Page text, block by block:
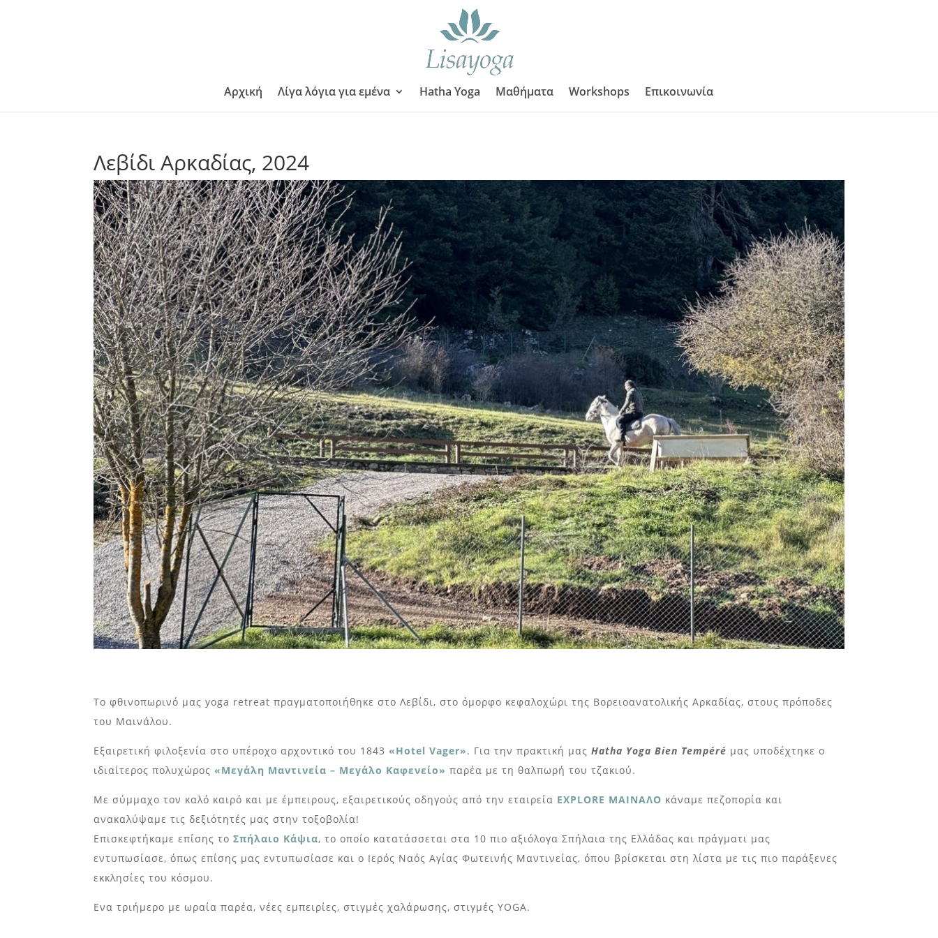
Αρχική Λίγα λόγια για εμένα Hatha Yoga Μαθήματα Workshops Επικοινωνία
Λεβίδι Αρκαδίας, 2024
Το φθινοπωρινό μας yoga retreat πραγματοποιήθηκε στο Λεβίδι, στο όμορφο κεφαλοχώρι της Βορειοανατολικής Αρκαδίας, στους πρόποδες
του Μαινάλου.
Εξαιρετική φιλοξενία στο υπέροχο αρχοντικό του 1843 «Hotel Vager». Για την πρακτική μαςHatha Yoga Bien Tempéré μας υποδέχτηκε ο
ιδιαίτερος πολυχώρος «Μεγάλη Μαντινεία – Μεγάλο Καφενείο» παρέα με τη θαλπωρή του τζακιού.
Με σύμμαχο τον καλό καιρό και με έμπειρους, εξαιρετικούς οδηγούς από την εταιρεία EXPLORE MAINAΛO κάναμε πεζοπορία και
ανακαλύψαμε τις δεξιότητές μας στην τοξοβολία!
Επισκεφτήκαμε επίσης τοΣπήλαιο Κάψια, το οποίο κατατάσσεται στα 10 πιο αξιόλογα Σπήλαια της Ελλάδας και πράγματι μας
εντυπωσίασε, όπως επίσης μας εντυπωσίασε και ο Ιερός Ναός Αγίας Φωτεινής Μαντινείας, όπου βρίσκεται στη λίστα με τις πιο παράξενες
εκκλησίες του κόσμου.
Ενα τριήμερο με ωραία παρέα, νέες εμπειρίες, στιγμές χαλάρωσης, στιγμές YOGA.